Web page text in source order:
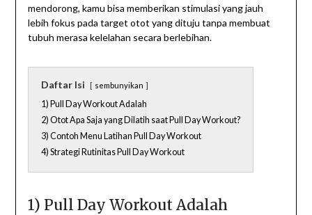
mendorong, kamu bisa memberikan stimulasi yang jauh
lebih fokus pada target otot yang dituju tanpa membuat
tubuh merasa kelelahan secara berlebihan.
Daftar Isi sembunyikan
1) Pull Day Workout Adalah
2) Otot Apa Saja yang Dilatih saat Pull Day Workout?
3) Contoh Menu Latihan Pull Day Workout
4) Strategi Rutinitas Pull Day Workout
1) Pull Day Workout Adalah